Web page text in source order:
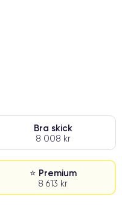
Bra skick
8 008 kr
⭐ Premium
8 613 kr